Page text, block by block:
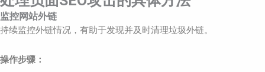
监控网站外链
持续监控外链情况，有助于发现并及时清理垃圾外链。
操作步骤：